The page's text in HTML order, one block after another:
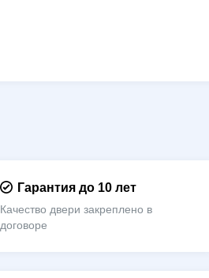
Гарантия до 10 лет
Качество двери закреплено в
договоре